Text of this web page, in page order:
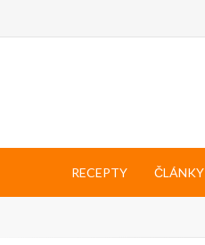
RECEPTY ČLÁNKY